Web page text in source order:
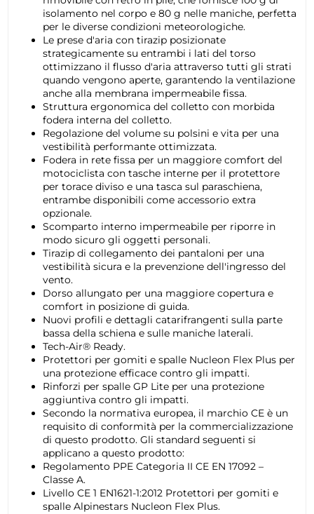
isolamento nel corpo e 80 g nelle maniche, perfetta
per le diverse condizioni meteorologiche.
Le prese d'aria con tirazip posizionate
strategicamente su entrambi i lati del torso
ottimizzano il flusso d'aria attraverso tutti gli strati
quando vengono aperte, garantendo la ventilazione
anche alla membrana impermeabile fissa.
Struttura ergonomica del colletto con morbida
fodera interna del colletto.
Regolazione del volume su polsini e vita per una
vestibilità performante ottimizzata.
Fodera in rete fissa per un maggiore comfort del
motociclista con tasche interne per il protettore
per torace diviso e una tasca sul paraschiena,
entrambe disponibili come accessorio extra
opzionale.
Scomparto interno impermeabile per riporre in
modo sicuro gli oggetti personali.
Tirazip di collegamento dei pantaloni per una
vestibilità sicura e la prevenzione dell'ingresso del
vento.
Dorso allungato per una maggiore copertura e
comfort in posizione di guida.
Nuovi profili e dettagli catarifrangenti sulla parte
bassa della schiena e sulle maniche laterali.
Tech-Air® Ready.
Protettori per gomiti e spalle Nucleon Flex Plus per
una protezione efficace contro gli impatti.
Rinforzi per spalle GP Lite per una protezione
aggiuntiva contro gli impatti.
Secondo la normativa europea, il marchio CE è un
requisito di conformità per la commercializzazione
di questo prodotto. Gli standard seguenti si
applicano a questo prodotto:
Regolamento PPE Categoria II CE EN 17092 –
Classe A.
Livello CE 1 EN1621-1:2012 Protettori per gomiti e
spalle Alpinestars Nucleon Flex Plus.